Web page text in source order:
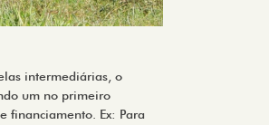
intermediárias, o
um no primeiro
financiamento. Ex: Para